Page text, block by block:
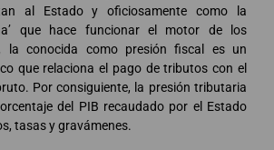
al Estado y oficiosamente como la
que hace funcionar el motor de los
la conocida como presión fiscal es un
que relaciona el pago de tributos con el
Por consiguiente, la presión tributaria
del PIB recaudado por el Estado
tasas y gravámenes.